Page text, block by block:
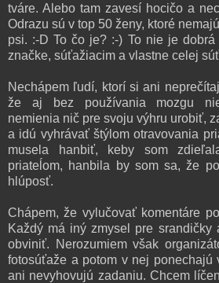
tváre. Alebo tam zavesí hocičo a
Odrazu sú v top 50 ženy, ktoré
psi. :-D To čo je? :-) To nie je dobrá
značke, súťažiacim a vlastne celej
Nechápem ľudí, ktorí si ani
že aj bez používania mozgu
nemienia nič pre svoju výhru urobiť,
a idú vyhrávať štýlom otravovania
musela hanbiť, keby som
priateĺom, hanbila by som sa, že
hlúposť.
Chápem, že vylučovať komentáre
Každý má iný zmysel pre srandičky
obviniť. Nerozumiem však
fotosúťaže a potom v nej ponechajú
ani nevyhovujú zadaniu. Chcem